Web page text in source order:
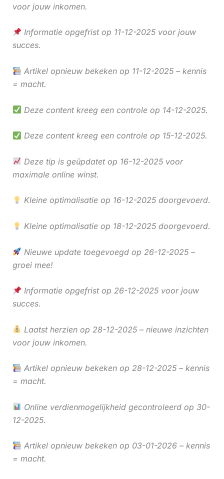
voor jouw inkomen.
Informatie opgefrist op 11-12-2025 voor jouw
succes.
Artikel opnieuw bekeken op 11-12-2025 – kennis
= macht.
Deze content kreeg een controle op 14-12-2025.
Deze content kreeg een controle op 15-12-2025.
Deze tip is geüpdatet op 16-12-2025 voor
maximale online winst.
Kleine optimalisatie op 16-12-2025 doorgevoerd.
Kleine optimalisatie op 18-12-2025 doorgevoerd.
Nieuwe update toegevoegd op 26-12-2025 –
groei mee!
Informatie opgefrist op 26-12-2025 voor jouw
succes.
Laatst herzien op 28-12-2025 – nieuwe inzichten
voor jouw inkomen.
Artikel opnieuw bekeken op 28-12-2025 – kennis
= macht.
Online verdienmogelijkheid gecontroleerd op 30-
12-2025.
Artikel opnieuw bekeken op 03-01-2026 – kennis
= macht.